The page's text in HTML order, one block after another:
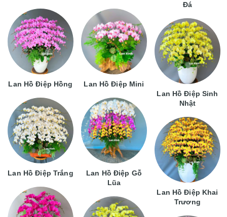
Lan Hồ Điệp Hồng
Lan Hồ Điệp Trắng
Lan Hồ Điệp Mini
Lan Hồ Điệp Gỗ
Lũa
Đá
Lan Hồ Điệp Sinh
Nhật
Lan Hồ Điệp Khai
Trương